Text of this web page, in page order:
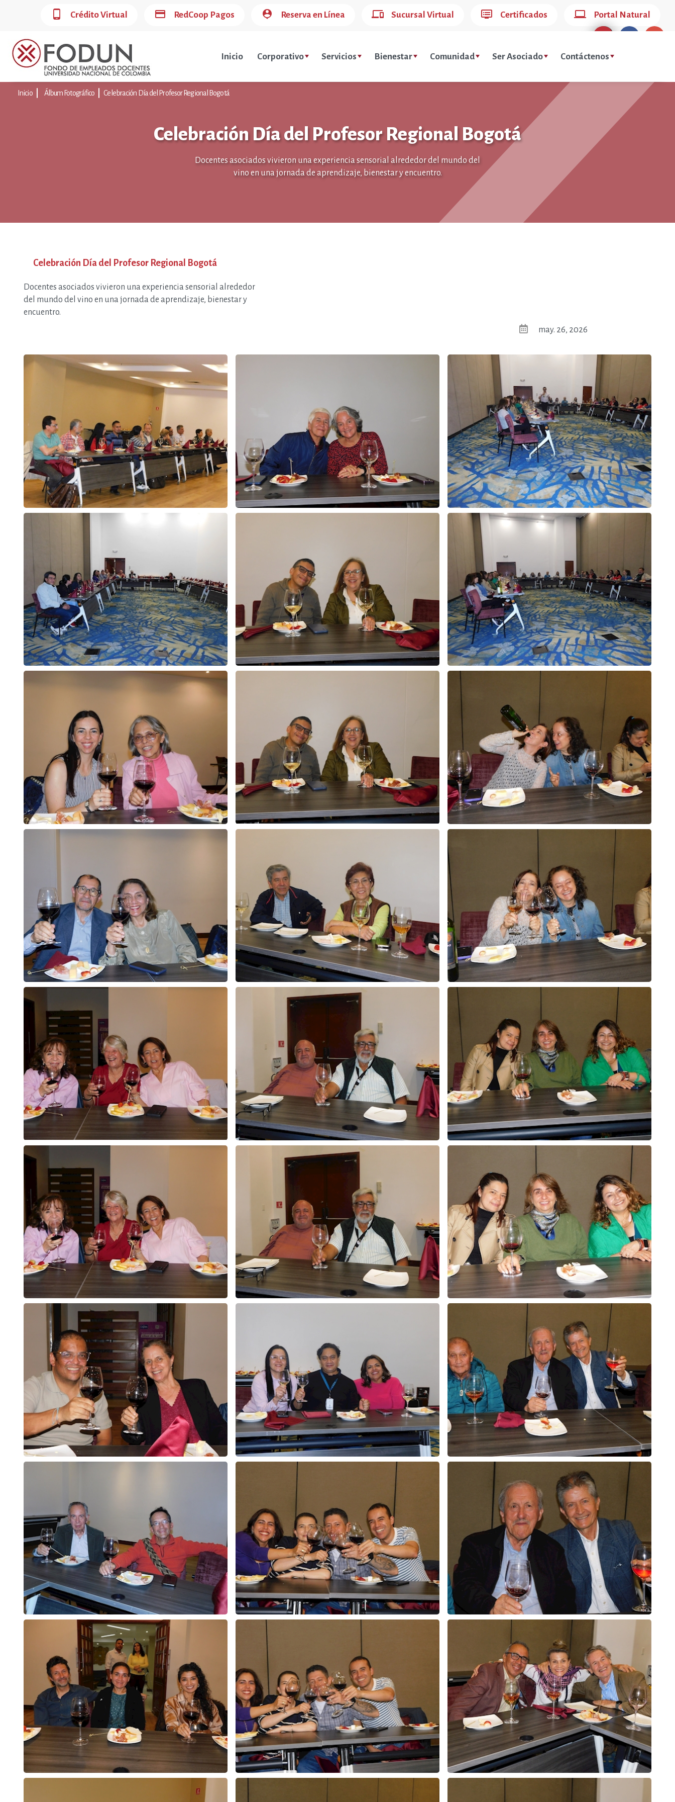
phone_android Crédito Virtual credit_card RedCoop Pagos person_pin Reserva en Línea devices Sucursal Virtual dvr Certificados computer Portal Natural
Inicio Corporativo Servicios Bienestar Comunidad Ser Asociado Contáctenos
Inicio Álbum Fotográfico Celebración Día del Profesor Regional Bogotá
Celebración Día del Profesor Regional Bogotá
Docentes asociados vivieron una experiencia sensorial alrededor del mundo del
vino en una jornada de aprendizaje, bienestar y encuentro.
Celebración Día del Profesor Regional Bogotá
Docentes asociados vivieron una experiencia sensorial alrededor
del mundo del vino en una jornada de aprendizaje, bienestar y
encuentro.
may. 26, 2026